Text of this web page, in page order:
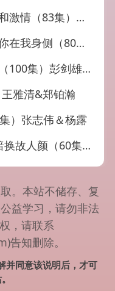
集）邓靖＆张子烨
集）邓嘉伦&周昭昭
）彭剑雄＆刘欣悦
雅清&郑铂瀚
）张志伟＆杨露
60集）王煜可晴&王博
。本站不储存、复
益学习，请勿非法
，请联系
告知删除。
并同意该说明后，才可